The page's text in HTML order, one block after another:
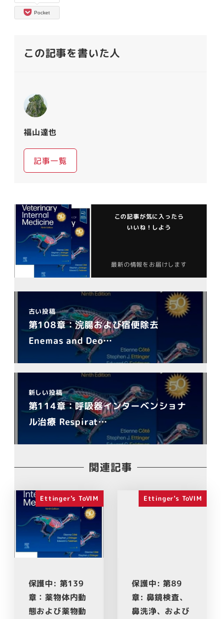
Pocket
この記事を書いた人
福山達也
記事一覧
この記事が気に入ったら
いいね！しよう
最新の情報をお届けします
古い投稿
第108章：浣腸および宿便除去
Enemas and Deo…
新しい投稿
第114章：呼吸器インターベンショナ
ル治療 Respirat…
関連記事
Ettinger's ToVIM
保護中: 第139
章：薬物体内動
態および薬物動
Ettinger's ToVIM
保護中: 第89
章: 鼻鏡検査、
鼻洗浄、および